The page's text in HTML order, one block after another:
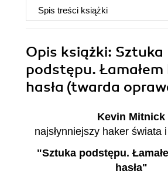
Spis treści książki
Opis książki: Sztuka
podstępu. Łamałem
hasła (twarda
Kevin Mitnick
najsłynniejszy haker świata
"Sztuka podstępu.
hasła"